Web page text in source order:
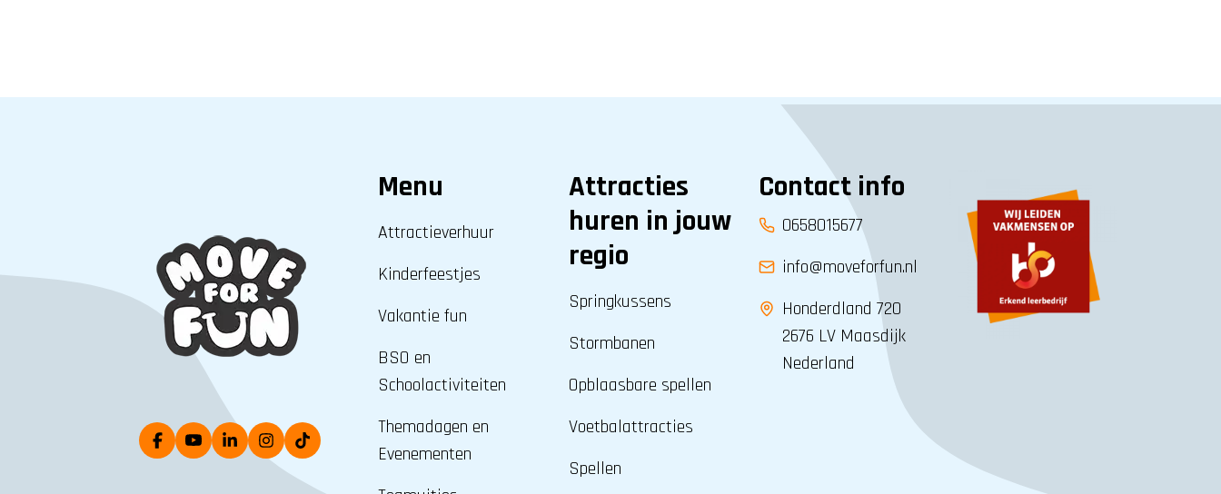
Menu
Attractieverhuur
Kinderfeestjes
Vakantie fun
BSO en
Schoolactiviteiten
Themadagen en
Evenementen
Attracties
huren in jouw
regio
Springkussens
Stormbanen
Opblaasbare spellen
Voetbalattracties
Spellen
Contact info
0658015677
info@moveforfun.nl
Honderdland 720
2676 LV Maasdijk
Nederland